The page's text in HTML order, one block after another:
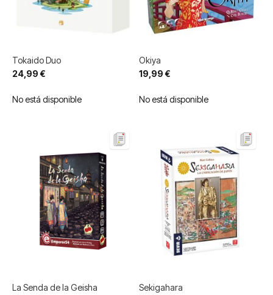
Tokaido Duo
24,99 €
No está disponible
Okiya
19,99 €
No está disponible
La Senda de la Geisha
Sekigahara